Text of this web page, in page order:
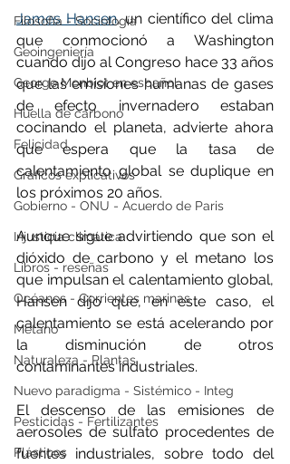
Filosofía - Sociología
Geoingeniería
George Monbiot en español
Huella de carbono
Felicidad
Gráficos explicativos
Gobierno - ONU - Acuerdo de Paris
Injusticia climática
Libros - reseñas
Océanos - Corrientes marinas
Metano
Naturaleza - Plantas
Nuevo paradigma - Sistémico - Integ
Pesticidas - Fertilizantes
Plásticos
James Hansen, un científico del clima
que conmocionó a Washington
cuando dijo al Congreso hace 33 años
que las emisiones humanas de gases
de efecto invernadero estaban
cocinando el planeta, advierte ahora
que espera que la tasa de
calentamiento global se duplique en
los próximos 20 años.
Aunque sigue advirtiendo que son el
dióxido de carbono y el metano los
que impulsan el calentamiento global,
Hansen dijo que, en este caso, el
calentamiento se está acelerando por
la disminución de otros
contaminantes industriales.
El descenso de las emisiones de
aerosoles de sulfato procedentes de
fuentes industriales, sobre todo del